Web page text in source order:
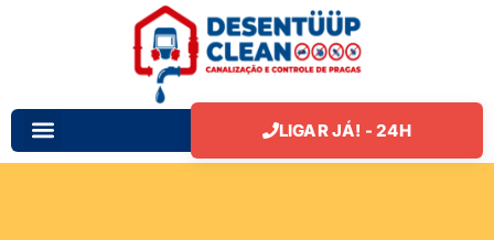
LIGAR JÁ! - 24H